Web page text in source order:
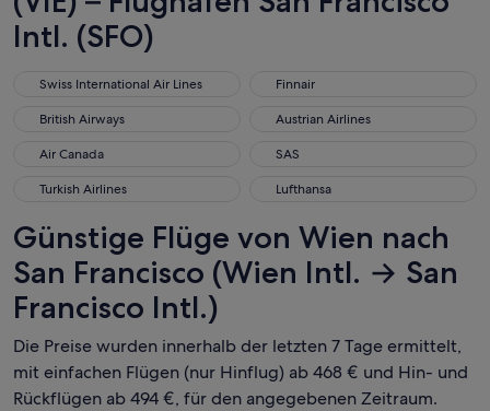
Intl. (SFO)
Swiss International Air Lines
Swiss International Air Lines Finnair
Finnair
British Airways
British Airways Austrian Airlines
Austrian Airlines
Air Canada
Air Canada SAS
SAS
Turkish Airlines
Turkish Airlines Lufthansa
Lufthansa
Günstige Flüge von Wien nach
San Francisco (Wien Intl. → San
Francisco Intl.)
Die Preise wurden innerhalb der letzten 7 Tage ermittelt,
mit einfachen Flügen (nur Hinflug) ab 468 € und Hin- und
Rückflügen ab 494 €, für den angegebenen Zeitraum.